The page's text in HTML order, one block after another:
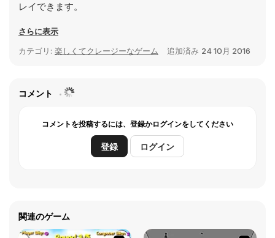
レイできます。
さらに表示
カテゴリ: 楽しくてクレージーなゲーム 追加済み 24 10月 2016
コメント
コメントを投稿するには、登録かログインをしてください
登録 ログイン
関連のゲーム